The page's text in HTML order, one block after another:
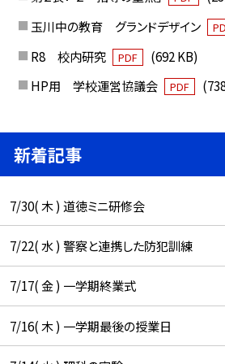
玉川中の教育 グランドデザイン
R8 校内研究
PDF
(692 KB)
HP用 学校運営協議会
PDF
新着記事
7/30( 木 ) 道徳ミニ研修会
7/22( 水 ) 警察と連携した防犯訓練
7/17( 金 ) 一学期終業式
7/16( 木 ) 一学期最後の授業日